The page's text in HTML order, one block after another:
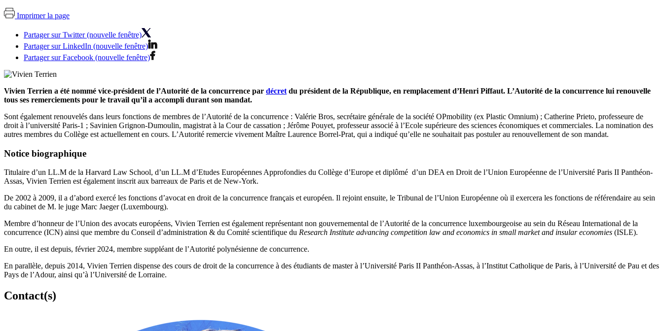
Imprimer la page
Partager sur Twitter (nouvelle fenêtre)
Partager sur LinkedIn (nouvelle fenêtre)
Partager sur Facebook (nouvelle fenêtre)
Vivien Terrien a été nommé vice-président de l’Autorité de la concurrence par décret du président de la République, en remplacement d’Henri Piffaut. L’Autorité de la concurrence lui renouvelle
tous ses remerciements pour le travail qu’il a accompli durant son mandat.
Sont également renouvelés dans leurs fonctions de membres de l’Autorité de la concurrence : Valérie Bros, secrétaire générale de la société OPmobility (ex Plastic Omnium) ; Catherine Prieto, professeure de
droit à l’université Paris-1 ; Savinien Grignon-Dumoulin, magistrat à la Cour de cassation ; Jérôme Pouyet, professeur associé à l’Ecole supérieure des sciences économiques et commerciales. La nomination des
autres membres du Collège est actuellement en cours. L’Autorité remercie vivement Maître Laurence Borrel-Prat, qui a indiqué qu’elle ne souhaitait pas postuler au renouvellement de son mandat.
Notice biographique
Titulaire d’un LL.M de la Harvard Law School, d’un LL.M d’Etudes Européennes Approfondies du Collège d’Europe et diplômé d’un DEA en Droit de l’Union Européenne de l’Université Paris II Panthéon-
Assas, Vivien Terrien est également inscrit aux barreaux de Paris et de New-York.
De 2002 à 2009, il a d’abord exercé les fonctions d’avocat en droit de la concurrence français et européen. Il rejoint ensuite, le Tribunal de l’Union Européenne où il exercera les fonctions de référendaire au sein
du cabinet de M. le juge Marc Jaeger (Luxembourg).
Membre d’honneur de l’Union des avocats européens, Vivien Terrien est également représentant non gouvernemental de l’Autorité de la concurrence luxembourgeoise au sein du Réseau International de la
concurrence (ICN) ainsi que membre du Conseil d’administration & du Comité scientifique du Research Institute advancing competition law and economics in small market and insular economies (ISLE).
En outre, il est depuis, février 2024, membre suppléant de l’Autorité polynésienne de concurrence.
En parallèle, depuis 2014, Vivien Terrien dispense des cours de droit de la concurrence à des étudiants de master à l’Université Paris II Panthéon-Assas, à l’Institut Catholique de Paris, à l’Université de Pau et des
Pays de l’Adour, ainsi qu’à l’Université de Lorraine.
Contact(s)